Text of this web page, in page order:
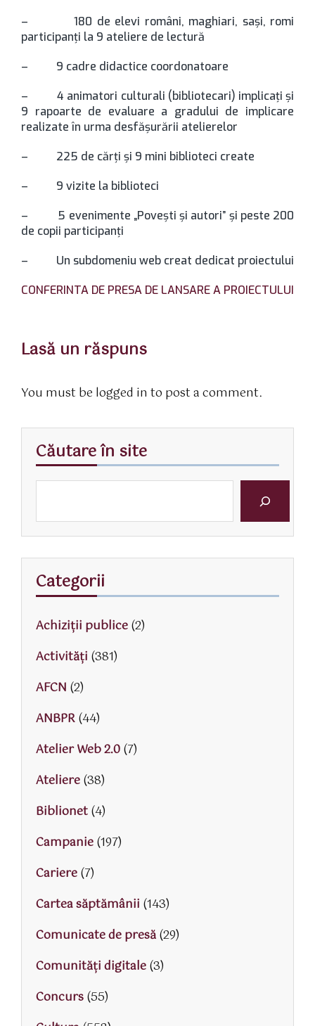
– 180 de elevi români, maghiari, saşi, romi
participanţi la 9 ateliere de lectură
– 9 cadre didactice coordonatoare
– 4 animatori culturali (bibliotecari) implicaţi şi
9 rapoarte de evaluare a gradului de implicare
realizate în urma desfăşurării atelierelor
– 225 de cărţi şi 9 mini biblioteci create
– 9 vizite la biblioteci
– 5 evenimente „Poveşti şi autori” şi peste 200
de copii participanţi
– Un subdomeniu web creat dedicat proiectului
CONFERINTA DE PRESA DE LANSARE A PROIECTULUI
Lasă un răspuns
You must be logged in to post a comment.
Căutare în site
Categorii
Achiziții publice(2)
Activităţi (381)
AFCN (2)
ANBPR(44)
Atelier Web 2.0(7)
Ateliere(38)
Biblionet(4)
Campanie(197)
Cariere(7)
Cartea săptămânii (143)
Comunicate de presă(29)
Comunități digitale(3)
Concurs(55)